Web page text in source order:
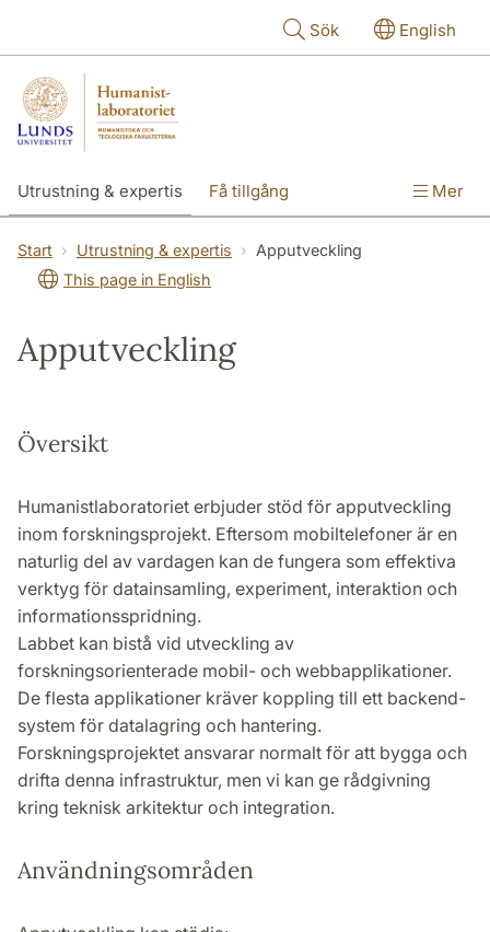
Sök English
Utrustning & expertis Få tillgång
Om labbet
Mer
Start Utrustning & expertis
Apputveckling
This page in English
Apputveckling
Översikt
Humanistlaboratoriet erbjuder stöd för apputveckling
inom forskningsprojekt. Eftersom mobiltelefoner är en
naturlig del av vardagen kan de fungera som effektiva
verktyg för datainsamling, experiment, interaktion och
informationsspridning.
Labbet kan bistå vid utveckling av
forskningsorienterade mobil- och webbapplikationer.
De flesta applikationer kräver koppling till ett backend-
system för datalagring och hantering.
Forskningsprojektet ansvarar normalt för att bygga och
drifta denna infrastruktur, men vi kan ge rådgivning
kring teknisk arkitektur och integration.
Användningsområden